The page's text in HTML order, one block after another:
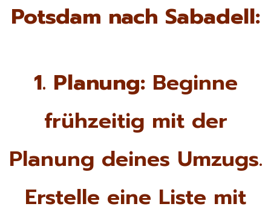
Potsdam nach Sabadell:
1. Planung:Beginne
frühzeitig mit der
Planung deines Umzugs.
Erstelle eine Liste mit